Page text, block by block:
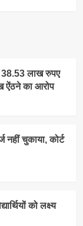
38.53 लाख रुपए
ऐंठने का आरोप
चुकाया, कोर्ट
को लक्ष्य